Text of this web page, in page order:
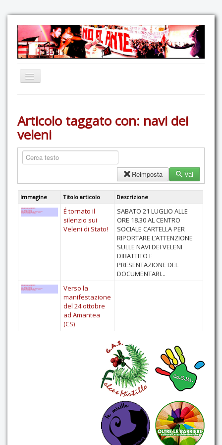
Comunicazione
Eventi
GAS Felce & Mirtillo
Ricostruiamo il Cartella!
Mediateca
Autoproduzioni
Articolo taggato con: navi dei
veleni
Vai
Reimposta
Immagine Titolo articolo Descrizione
É tornato il
silenzio sui
Veleni di Stato!
SABATO 21 LUGLIO ALLE
ORE 18.30 AL CENTRO
SOCIALE CARTELLA PER
RIPORTARE L’ATTENZIONE
SULLE NAVI DEI VELENI
DIBATTITO E
PRESENTAZIONE DEL
DOCUMENTARI...
Verso la
manifestazione
del 24 ottobre
ad Amantea
(CS)